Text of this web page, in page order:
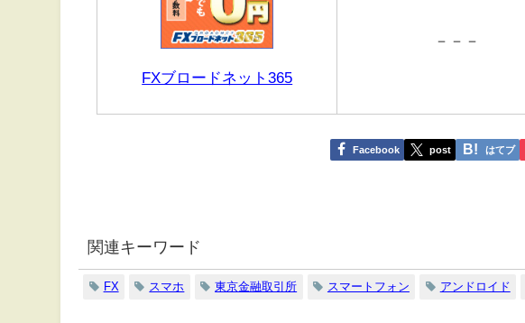
FXブロードネット365
－－－
Facebook post はてブ
関連キーワード
FX スマホ 東京金融取引所 スマートフォン アンドロイド